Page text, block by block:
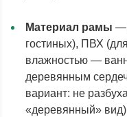
Материал рамы —
гостиных), ПВХ
влажностью —
деревянным
вариант: не
«деревянный»